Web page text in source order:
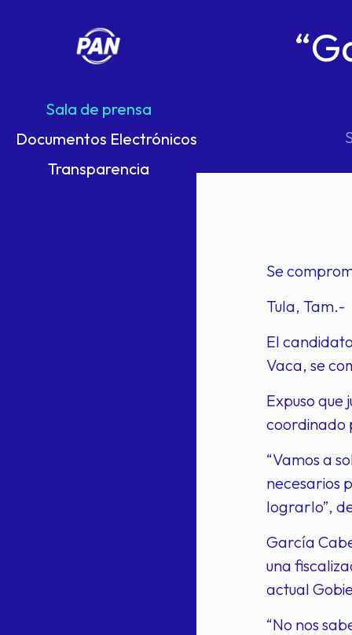
Sala de prensa
Documentos Electrónicos
Transparencia
Se
Tula, Tam.-
El
Vaca, se
Expuso
coordinado
“Vamos a
necesarios
lograrlo”,
García
una
actual
“No nos